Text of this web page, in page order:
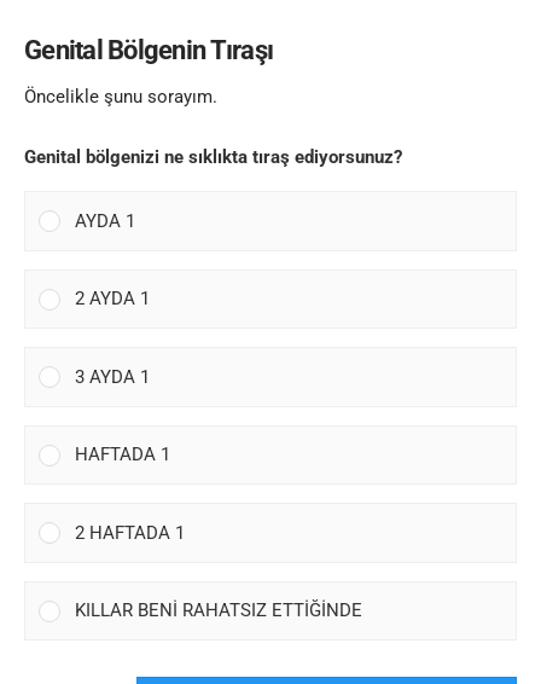
Genital Bölgenin Tıraşı
Öncelikle şunu sorayım.
Genital bölgenizi ne sıklıkta tıraş ediyorsunuz?
AYDA 1
2 AYDA 1
3 AYDA 1
HAFTADA 1
2 HAFTADA 1
KILLAR BENİ RAHATSIZ ETTİĞİNDE